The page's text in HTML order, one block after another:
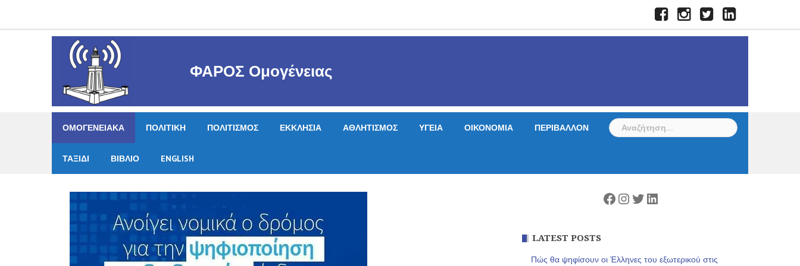
FacebookInstagramTwitterLinkedIn
ΦΑΡΟΣ Ομογένειας
ΟΜΟΓΕΝΕΙΑΚΑ ΠΟΛΙΤΙΚΗ ΠΟΛΙΤΙΣΜΟΣ ΕΚΚΛΗΣΙΑ ΑΘΛΗΤΙΣΜΟΣ ΥΓΕΙΑ ΟΙΚΟΝΟΜΙΑ ΠΕΡΙΒΑΛΛΟΝ
ΤΑΞΙΔΙ ΒΙΒΛΙΟ ENGLISH
Αναζήτηση
για:
Facebook
Instagram
Twitter
Linkedin
LATEST POSTS
Πώς θα ψηφίσουν οι Έλληνες του εξωτερικού στις